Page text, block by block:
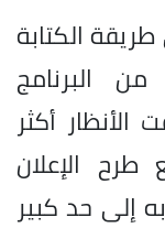
الكتابة
البرنامج
أكثر
الإعلان
إلى حد كبير